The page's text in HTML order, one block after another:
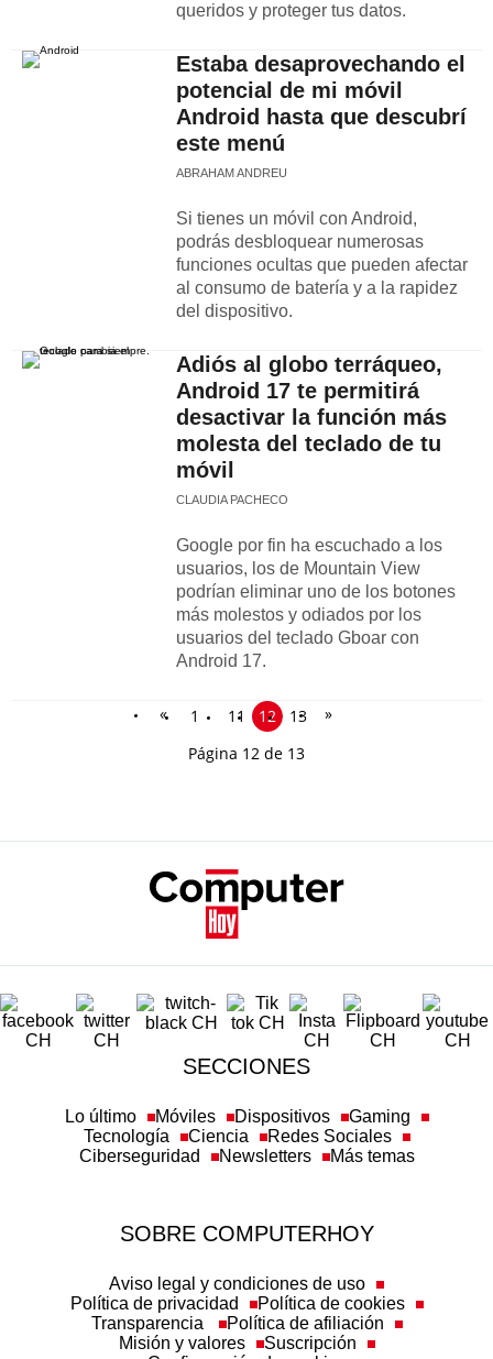
queridos y proteger tus datos.
Estaba desaprovechando el
potencial de mi móvil
Android hasta que descubrí
este menú
ABRAHAM ANDREU
Si tienes un móvil con Android,
podrás desbloquear numerosas
funciones ocultas que pueden afectar
al consumo de batería y a la rapidez
del dispositivo.
Adiós al globo terráqueo,
Android 17 te permitirá
desactivar la función más
molesta del teclado de tu
móvil
CLAUDIA PACHECO
Google por fin ha escuchado a los
usuarios, los de Mountain View
podrían eliminar uno de los botones
más molestos y odiados por los
usuarios del teclado Gboar con
Android 17.
« 1 11 12 13
»
Página 12 de 13
SECCIONES
Lo último Móviles Dispositivos
Gaming
Tecnología
Ciencia
Redes Sociales
Ciberseguridad
Newsletters Más temas
SOBRE COMPUTERHOY
Aviso legal y condiciones de uso
Política de privacidad
Política de cookies
Transparencia
Política de afiliación
Misión y valores
Suscripción